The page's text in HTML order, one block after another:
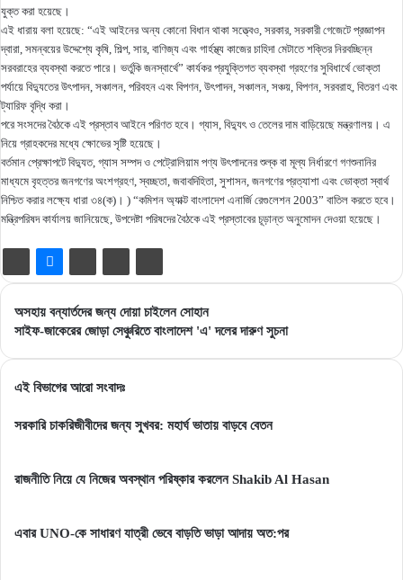
যুক্ত করা হয়েছে।
এই ধারায় বলা হয়েছে: “এই আইনের অন্য কোনো বিধান থাকা সত্ত্বেও, সরকার, সরকারী গেজেটে প্রজ্ঞাপন
দ্বারা, সমন্বয়ের উদ্দেশ্যে কৃষি, শিল্প, সার, বাণিজ্য এবং গার্হস্থ্য কাজের চাহিদা মেটাতে শক্তির নিরবচ্ছিন্ন
সরবরাহের ব্যবস্থা করতে পারে। ভর্তুকি জনস্বার্থে” কার্যকর প্রযুক্তিগত ব্যবস্থা গ্রহণের সুবিধার্থে ভোক্তা
পর্যায়ে বিদ্যুতের উৎপাদন, সঞ্চালন, পরিবহন এবং বিপণন, উৎপাদন, সঞ্চালন, সঞ্চয়, বিপণন, সরবরাহ, বিতরণ এবং
ট্যারিফ বৃদ্ধি করা।
পরে সংসদের বৈঠকে এই প্রস্তাব আইনে পরিণত হবে। গ্যাস, বিদ্যুৎ ও তেলের দাম বাড়িয়েছে মন্ত্রণালয়। এ
নিয়ে গ্রাহকদের মধ্যে ক্ষোভের সৃষ্টি হয়েছে।
বর্তমান প্রেক্ষাপটে বিদ্যুত, গ্যাস সম্পদ ও পেট্রোলিয়াম পণ্য উৎপাদনের শুল্ক বা মূল্য নির্ধারণে গণশুনানির
মাধ্যমে বৃহত্তর জনগণের অংশগ্রহণ, স্বচ্ছতা, জবাবদিহিতা, সুশাসন, জনগণের প্রত্যাশা এবং ভোক্তা স্বার্থ
নিশ্চিত করার লক্ষ্যে ধারা ৩৪(ক)। ) “কমিশন অ্যাক্ট বাংলাদেশ এনার্জি রেগুলেশন 2003” বাতিল করতে হবে।
মন্ত্রিপরিষদ কার্যালয় জানিয়েছে, উপদেষ্টা পরিষদের বৈঠকে এই প্রস্তাবের চূড়ান্ত অনুমোদন দেওয়া হয়েছে।
অসহায়
বন্যার্তদের
চাইলেন
অসহায় বন্যার্তদের জন্য দোয়া চাইলেন সোহান
সাইফ-
সেঞ্চুরিতে
'এ'
সুচনা
সাইফ-জাকেরের জোড়া সেঞ্চুরিতে বাংলাদেশ 'এ' দলের দারুণ সুচনা
এই বিভাগের আরো সংবাদঃ
সরকারি চাকরিজীবীদের জন্য সুখবর: মহার্ঘ ভাতায় বাড়বে বেতন
রাজনীতি নিয়ে যে নিজের অবস্থান পরিষ্কার করলেন Shakib Al Hasan
এবার UNO-কে সাধারণ যাত্রী ভেবে বাড়তি ভাড়া আদায় অত:পর